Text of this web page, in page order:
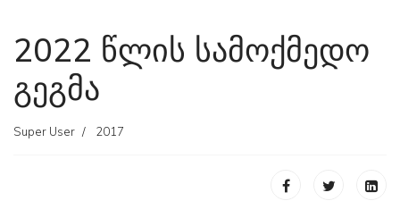
2022 წლის სამოქმედო
გეგმა
Super User 2017